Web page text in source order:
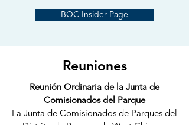
BOC Insider Page
Reuniones
Reunión Ordinaria de la Junta de
Comisionados del Parque
La Junta de Comisionados de Parques del